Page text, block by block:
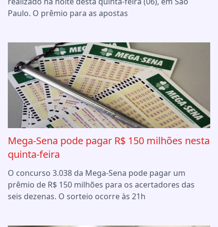
Paulo. O prêmio para as apostas
Mega-Sena pode pagar R$ 150 milhões nesta
quinta-feira
O concurso 3.038 da Mega-Sena pode pagar um
prêmio de R$ 150 milhões para os acertadores das
seis dezenas. O sorteio ocorre às 21h